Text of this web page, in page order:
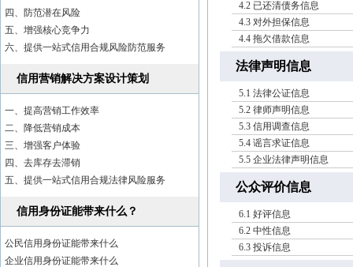
四、防范潜在风险
五、增强核心竞争力
六、提供一站式信用合规风险防范服务
信用营销解决方案设计策划
一、提高营销工作效率
二、降低营销成本
三、增强客户体验
四、去库存去滞销
五、提供一站式信用合规法律风险服务
信用身份证能带来什么？
公民信用身份证能带来什么
企业信用身份证能带来什么
4.2 已还清债务信息
4.3 对外担保信息
4.4 拖欠借款信息
法律声明信息
5.1 法律公证信息
5.2 律师声明信息
5.3 信用调查信息
5.4 谣言求证信息
5.5 企业法律声明信息
公众评价信息
6.1 好评信息
6.2 中性信息
6.3 投诉信息